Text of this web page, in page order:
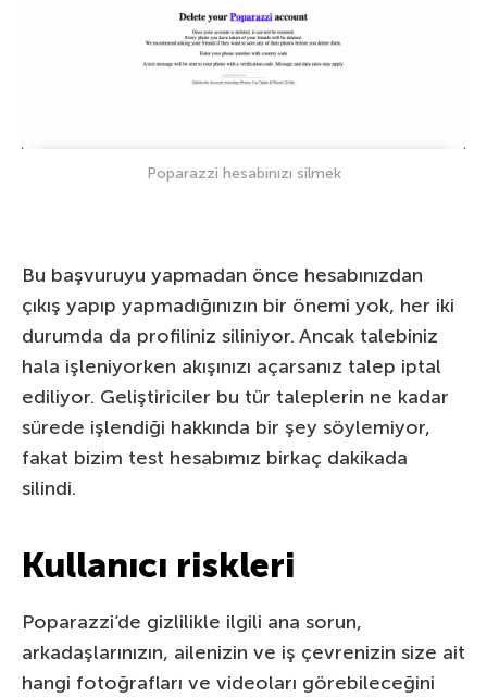
Poparazzi hesabınızı silmek
Bu başvuruyu yapmadan önce hesabınızdan
çıkış yapıp yapmadığınızın bir önemi yok, her iki
durumda da profiliniz siliniyor. Ancak talebiniz
hala işleniyorken akışınızı açarsanız talep iptal
ediliyor. Geliştiriciler bu tür taleplerin ne kadar
sürede işlendiği hakkında bir şey söylemiyor,
fakat bizim test hesabımız birkaç dakikada
silindi.
Kullanıcı riskleri
Poparazzi’de gizlilikle ilgili ana sorun,
arkadaşlarınızın, ailenizin ve iş çevrenizin size ait
hangi fotoğrafları ve videoları görebileceğini